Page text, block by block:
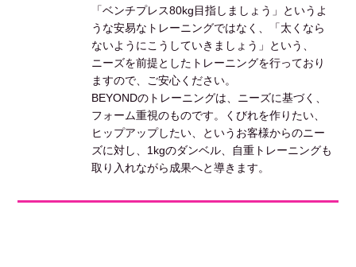
「ベンチプレス80kg目指しましょう」というよ
うな安易なトレーニングではなく、「太くなら
ないようにこうしていきましょう」という、
ニーズを前提としたトレーニングを行っており
ますので、ご安心ください。
BEYONDのトレーニングは、ニーズに基づく、
フォーム重視のものです。くびれを作りたい、
ヒップアップしたい、というお客様からのニー
ズに対し、1kgのダンベル、自重トレーニングも
取り入れながら成果へと導きます。